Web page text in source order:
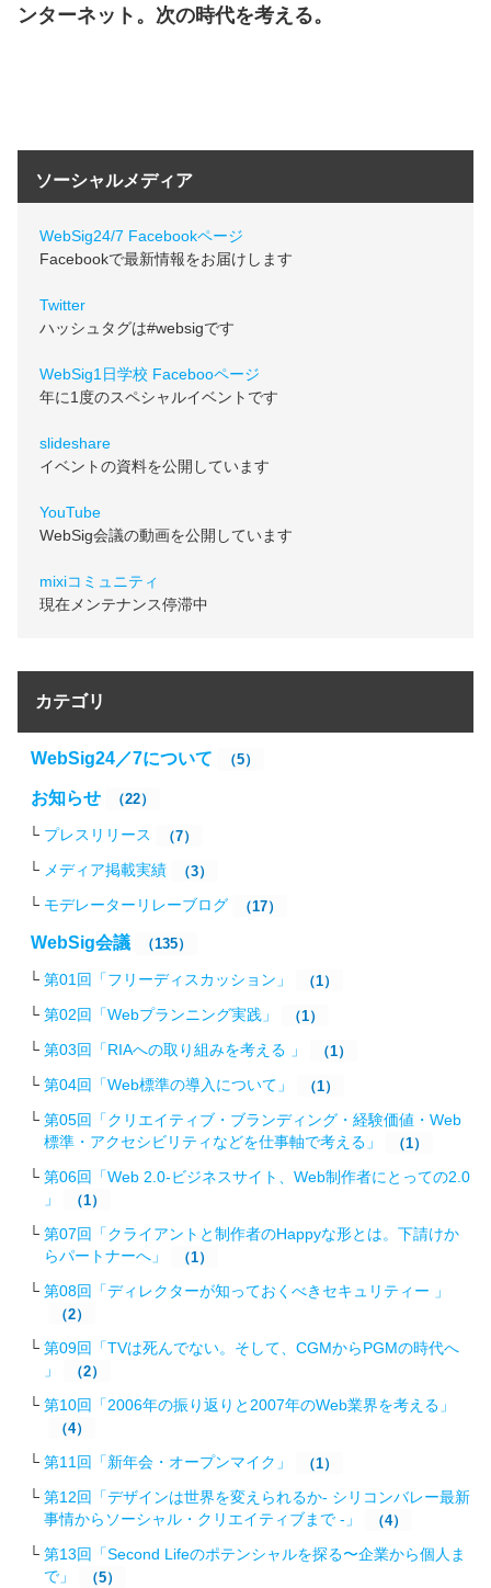
ンターネット。次の時代を考える。
ソーシャルメディア
WebSig24/7 Facebookページ
Facebookで最新情報をお届けします
Twitter
ハッシュタグは#websigです
WebSig1日学校 Facebooページ
年に1度のスペシャルイベントです
slideshare
イベントの資料を公開しています
YouTube
WebSig会議の動画を公開しています
mixiコミュニティ
現在メンテナンス停滞中
カテゴリ
WebSig24／7について （5）
お知らせ （22）
プレスリリース （7）
メディア掲載実績 （3）
モデレーターリレーブログ （17）
WebSig会議 （135）
第01回「フリーディスカッション」 （1）
第02回「Webプランニング実践」 （1）
第03回「RIAへの取り組みを考える 」 （1）
第04回「Web標準の導入について」 （1）
第05回「クリエイティブ・ブランディング・経験価値・Web
標準・アクセシビリティなどを仕事軸で考える」
（1）
第06回「Web 2.0-ビジネスサイト、Web制作者にとっての2.0
」
（1）
第07回「クライアントと制作者のHappyな形とは。下請けか
らパートナーへ」
（1）
第08回「ディレクターが知っておくべきセキュリティー 」
（2）
第09回「TVは死んでない。そして、CGMからPGMの時代へ
」
（2）
第10回「2006年の振り返りと2007年のWeb業界を考える」
（4）
第11回「新年会・オープンマイク」 （1）
第12回「デザインは世界を変えられるか- シリコンバレー最新
事情からソーシャル・クリエイティブまで -」
（4）
第13回「Second Lifeのポテンシャルを探る〜企業から個人ま
で」
（5）